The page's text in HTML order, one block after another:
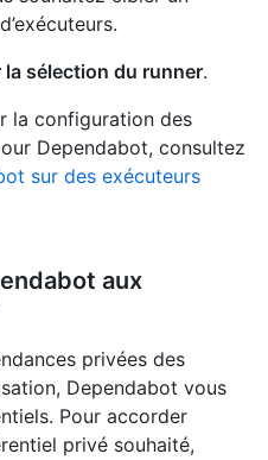
la sélection du runner.
la configuration des
Dependabot, consultez
sur des exécuteurs
aux
privées des
Dependabot vous
Pour accorder
privé souhaité,